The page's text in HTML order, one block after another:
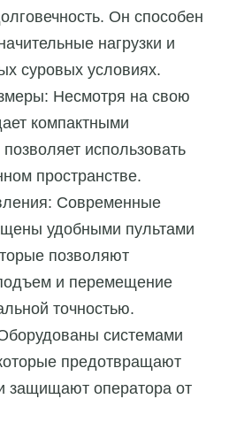
Он способен
нагрузки и
суровых условиях.
Несмотря на свою
компактными
использовать
пространстве.
Современные
удобными пультами
позволяют
и перемещение
точностью.
системами
предотвращают
защищают оператора от